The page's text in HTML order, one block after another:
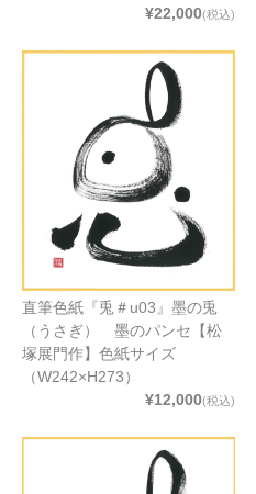
¥22,000(税込)
直筆色紙『兎＃u03』墨の兎
（うさぎ） 墨のパンセ【松
塚展門作】色紙サイズ
（W242×H273）
¥12,000(税込)